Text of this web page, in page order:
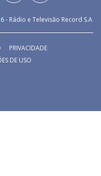
- Rádio e Televisão Record S.A
PRIVACIDADE
DE USO